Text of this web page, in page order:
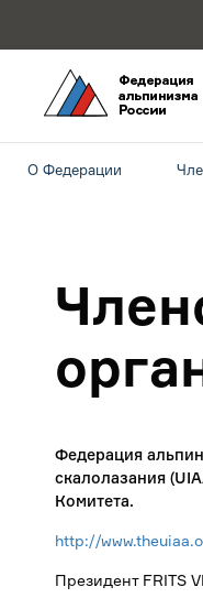
О Федерации
Федерация
скалолазания
Комитета.
http://
Президент FRITS